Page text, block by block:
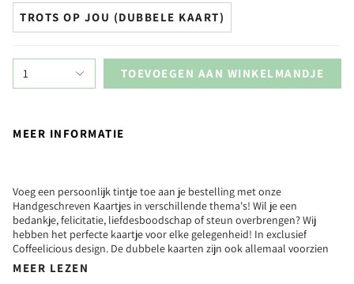
TROTS OP JOU (DUBBELE KAART)
1 TOEVOEGEN AAN WINKELMANDJE
MEER INFORMATIE
Voeg een persoonlijk tintje toe aan je bestelling met onze
Handgeschreven Kaartjes in verschillende thema's! Wil je een
bedankje, felicitatie, liefdesboodschap of steun overbrengen? Wij
hebben het perfecte kaartje voor elke gelegenheid! In exclusief
Coffeelicious design. De dubbele kaarten zijn ook allemaal voorzien
MEER LEZEN